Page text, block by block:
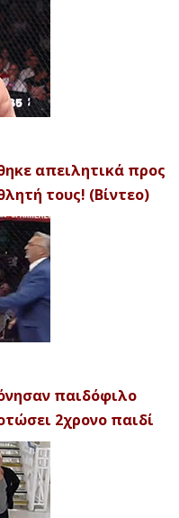
απειλητικά προς
τους! (Βίντεο)
παιδόφιλο
2χρονο παιδί